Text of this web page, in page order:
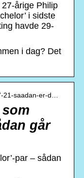
årige Philip
i sidste
havde 29-
i dag? Det
21-saadan-er-d…
går
par – sådan